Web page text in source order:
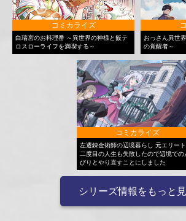
コミカライズ
白瑞宮のお料理番 ～異世界の神様と飯テ
ロスローライフを満喫する～
おっさん異世
の覚醒者～
コミカライズ
左遷錬金術師の辺境暮らし 元エリー
二度目の人生も失敗したので辺境での
びりとやり直すことにしました
シリーズ情報をもっと